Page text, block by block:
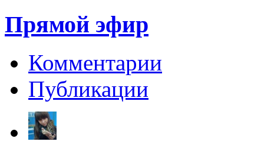
Прямой эфир
Комментарии
Публикации